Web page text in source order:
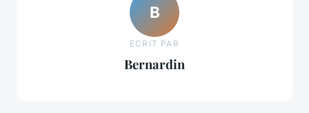
B
ECRIT PAR
Bernardin